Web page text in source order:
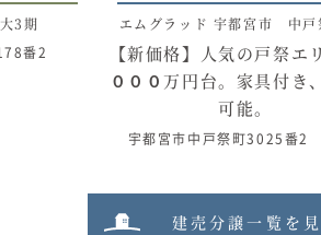
3期
番2
エムグラッド 宇都宮市 中戸
【新価格】人気の戸祭エ
０００万円台。家具付き
可能。
宇都宮市中戸祭町3025番2
建売分譲一覧を見